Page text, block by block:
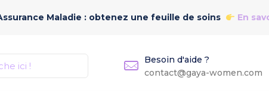
Maladie : obtenez une feuille de soins En
Besoin d'aide ?
contact@gaya-women.com